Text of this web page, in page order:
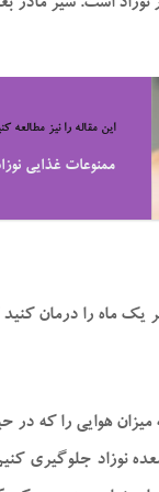
است. شیر
این مقاله را نیز مطالعه
ممنوعات غذایی
یک ماه را درمان
هوایی را که در
نوزاد